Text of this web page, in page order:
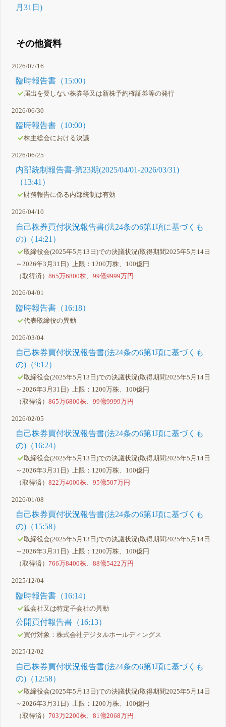
月31日)
その他資料
2026/07/16
臨時報告書（15:00）
届出を要しない株券等又は新株予約権証券等の発行
2026/06/30
臨時報告書（10:00）
株主総会における決議
2026/06/25
内部統制報告書-第23期(2025/04/01-2026/03/31)
（13:41）
財務報告に係る内部統制は有効
2026/04/10
自己株券買付状況報告書(法24条の6第1項に基づくも
の)（14:21）
取締役会(2025年5月13日)での決議状況(取得期間2025年5月14日
～2026年3月31日) 上限：1200万株、100億円
（取得済）865万6800株 、99億9999万円
2026/04/01
臨時報告書（16:18）
代表取締役の異動
2026/03/04
自己株券買付状況報告書(法24条の6第1項に基づくも
の)（9:12）
取締役会(2025年5月13日)での決議状況(取得期間2025年5月14日
～2026年3月31日) 上限：1200万株、100億円
（取得済）865万6800株、99億9999万円
2026/02/05
自己株券買付状況報告書(法24条の6第1項に基づくも
の)（16:24）
取締役会(2025年5月13日)での決議状況(取得期間2025年5月14日
～2026年3月31日) 上限：1200万株、100億円
（取得済）822万4000株、95億507万円
2026/01/08
自己株券買付状況報告書(法24条の6第1項に基づくも
の)（15:58）
取締役会(2025年5月13日)での決議状況(取得期間2025年5月14日
～2026年3月31日) 上限：1200万株、100億円
（取得済）766万8400株、88億5422万円
2025/12/04
臨時報告書（16:14）
親会社又は特定子会社の異動
公開買付報告書（16:13）
買付対象：株式会社デジタルホールディングス
2025/12/02
自己株券買付状況報告書(法24条の6第1項に基づくも
の)（12:58）
取締役会(2025年5月13日)での決議状況(取得期間2025年5月14日
～2026年3月31日) 上限：1200万株、100億円
（取得済）703万2200株 、81億2068万円